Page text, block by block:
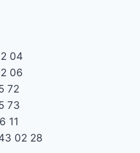
04
06
72
73
11
02 28